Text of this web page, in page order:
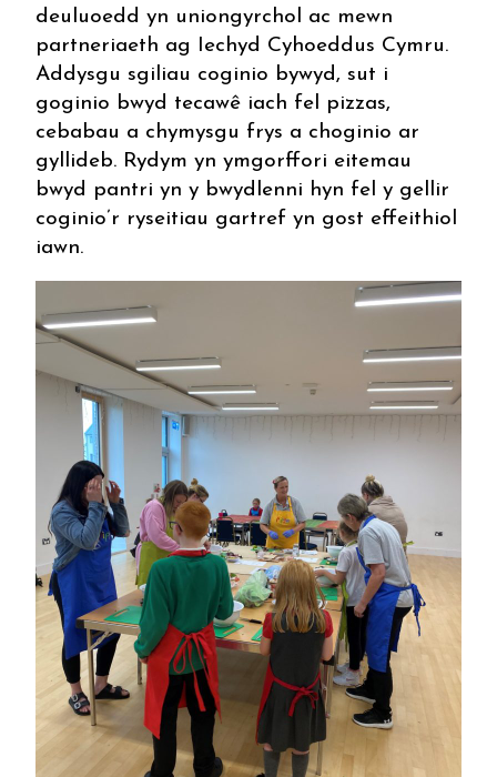
deuluoedd yn uniongyrchol ac mewn
partneriaeth ag Iechyd Cyhoeddus Cymru.
Addysgu sgiliau coginio bywyd, sut i
goginio bwyd tecawê iach fel pizzas,
cebabau a chymysgu frys a choginio ar
gyllideb. Rydym yn ymgorffori eitemau
bwyd pantri yn y bwydlenni hyn fel y gellir
coginio’r ryseitiau gartref yn gost effeithiol
iawn.